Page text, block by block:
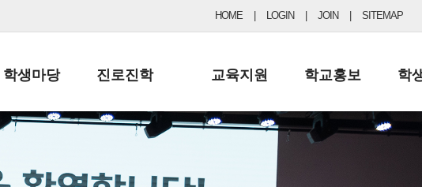
HOME LOGIN JOIN SITEMAP
학생마당
학생생활규정
학교신문
진로진학
공지사항 및 입시자료
드림레터
교육지원
행정실
학교운영위원회
학교홍보
보도자료
학